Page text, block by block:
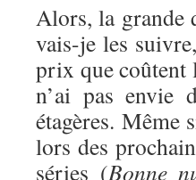
Alors, la grande
vais-je les
prix que coûtent
n’ai pas envie
étagères. Même
lors des
séries (Bonne